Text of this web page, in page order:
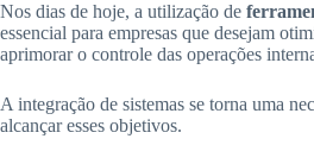
Nos dias de hoje, a utilização de
essencial para empresas que desejam
aprimorar o controle das operações
A integração de sistemas se torna uma
alcançar esses objetivos.